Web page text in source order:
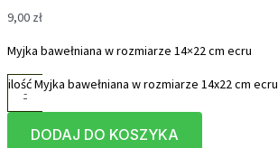
9,00 zł
Myjka bawełniana w rozmiarze 14×22 cm ecru
-
ilość Myjka bawełniana w rozmiarze 14x22 cm ecru
DODAJ DO KOSZYKA